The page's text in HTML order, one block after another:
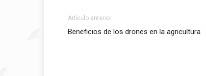
Artículo anterior
Beneficios de los drones en la agricultura